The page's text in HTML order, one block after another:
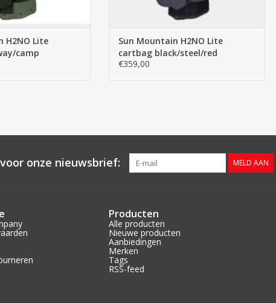
H2NO Lite
camp
Sun Mountain H2NO Lite
cartbag black/steel/red
€359,00
onze nieuwsbrief: MELD AAN
Producten
Alle producten
Nieuwe producten
Aanbiedingen
Merken
Tags
RSS-feed